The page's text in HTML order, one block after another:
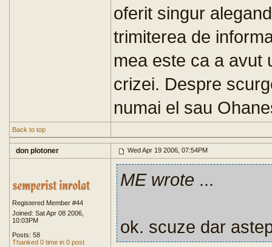
oferit singur
trimiterea de
mea este ca a avut
crizei. Despre
numai el sau
Back to top
don plotoner Wed Apr 19 2006, 07:54PM
Registered Member #44
Joined: Sat Apr 08 2006,
10:03PM
Posts: 58
Thanked 0 time in 0 post
ME wrote ...
ok. scuze dar